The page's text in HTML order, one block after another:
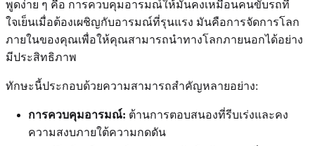
พูดง่าย ๆ คือ การควบคุมอารมณ์ให้มั่นคงเหมือนคนขับรถที่
ใจเย็นเมื่อต้องเผชิญกับอารมณ์ที่รุนแรง มันคือการจัดการโลก
ภายในของคุณเพื่อให้คุณสามารถนำทางโลกภายนอกได้อย่าง
มีประสิทธิภาพ
ทักษะนี้ประกอบด้วยความสามารถสำคัญหลายอย่าง:
การควบคุมอารมณ์: ต้านการตอบสนองที่รีบเร่งและคง
ความสงบภายใต้ความกดดัน